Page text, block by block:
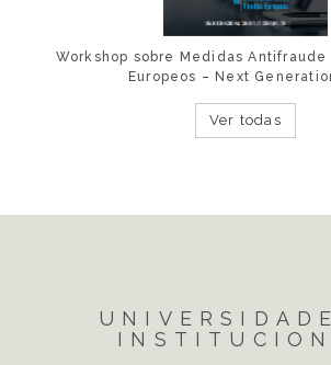
Workshop sobre Medidas Antifraude
Europeos – Next
Ver todas